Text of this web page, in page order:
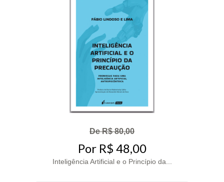
De R$ 80,00
Por R$ 48,00
Inteligência Artificial e o Princípio da...